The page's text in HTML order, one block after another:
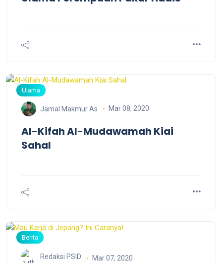
Ulama
Jamal Makmur As Mar 08, 2020
Al-Kifah Al-Mudawamah Kiai
Sahal
Berita
Redaksi PSID Mar 07, 2020